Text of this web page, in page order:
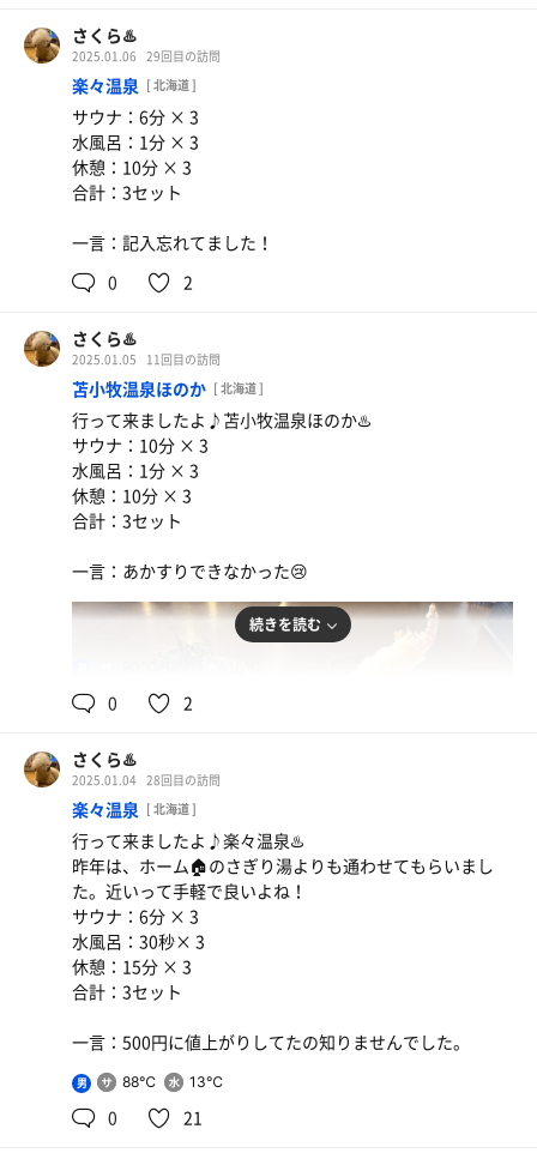
さくら♨️
2025.01.06 29回目の訪問
楽々温泉 [ 北海道 ]
サウナ：6分 × 3
水風呂：1分 × 3
休憩：10分 × 3
合計：3セット
一言：記入忘れてました！
0
2
さくら♨️
2025.01.05 11回目の訪問
苫小牧温泉ほのか [ 北海道 ]
行って来ましたよ♪苫小牧温泉ほのか♨️
サウナ：10分 × 3
水風呂：1分 × 3
休憩：10分 × 3
合計：3セット
一言：あかすりできなかった😢
続きを読む
0 2
さくら♨️
2025.01.04 28回目の訪問
楽々温泉 [ 北海道 ]
行って来ましたよ♪楽々温泉♨️
昨年は、ホーム🏠のさぎり湯よりも通わせてもらいまし
た。近いって手軽で良いよね！
サウナ：6分 × 3
水風呂：30秒× 3
休憩：15分 × 3
合計：3セット
一言：500円に値上がりしてたの知りませんでした。
男 88℃ 13℃
0 21